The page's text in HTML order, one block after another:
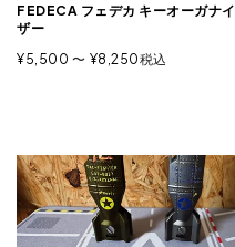
FEDECA フェデカ キーオーガナイ
ザー
¥5,500 〜 ¥8,250税込